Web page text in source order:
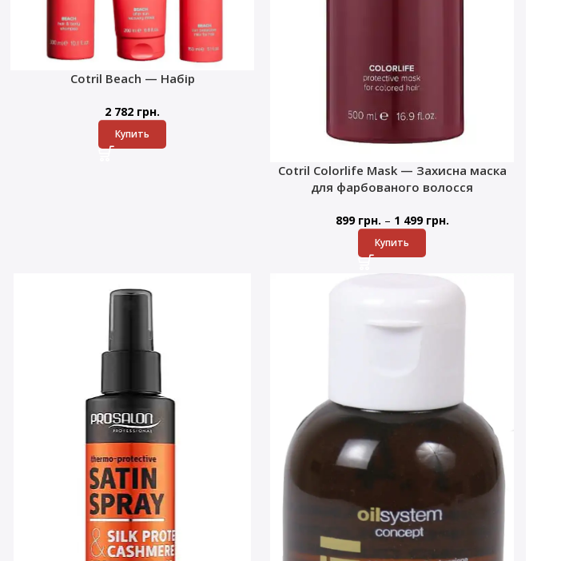
Cotril Beach — Набір
2 782 грн.
Купить
Cotril Colorlife Mask — Захисна маска
для фарбованого волосся
899 грн. – 1 499 грн.
Купить